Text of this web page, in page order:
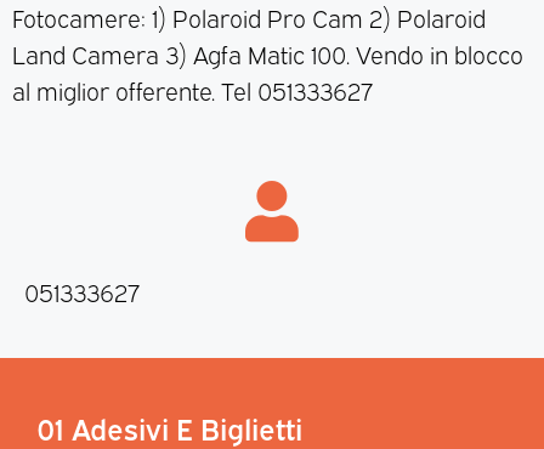
Fotocamere: 1) Polaroid Pro Cam 2) Polaroid
Land Camera 3) Agfa Matic 100. Vendo in blocco
al miglior offerente. Tel 051333627
051333627
01 Adesivi E Biglietti